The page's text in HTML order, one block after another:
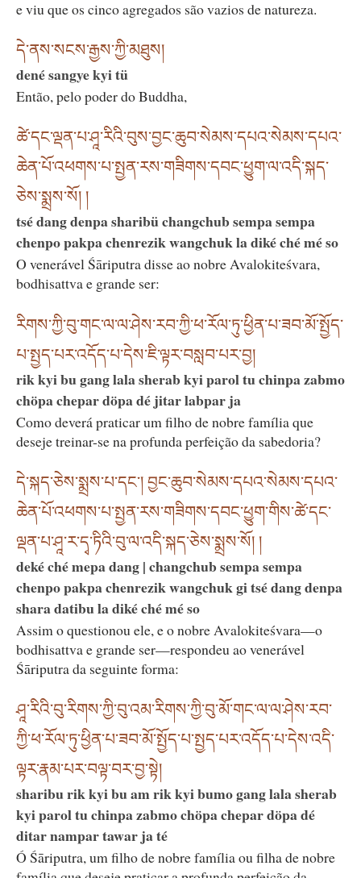
e viu que os cinco agregados são vazios de natureza.
དེ་ནས་སངས་རྒྱས་ཀྱི་མཐུས།
dené sangye kyi tü
Então, pelo poder do Buddha,
ཚེ་དང་ལྡན་པ་ཤཱ་རིའི་བུས་བྱང་ཆུབ་སེམས་དཔའ་སེམས་དཔའ་
ཆེན་པོ་འཕགས་པ་སྤྱན་རས་གཟིགས་དབང་ཕྱུག་ལ་འདི་སྐད་
ཅེས་སྨྲས་སོ། །
tsé dang denpa sharibü changchub sempa sempa
chenpo pakpa chenrezik wangchuk la diké ché mé so
O venerável Śāriputra disse ao nobre Avalokiteśvara,
bodhisattva e grande ser:
རིགས་ཀྱི་བུ་གང་ལ་ལ་ཤེས་རབ་ཀྱི་ཕ་རོལ་ཏུ་ཕྱིན་པ་ཟབ་མོ་སྤྱོད་
པ་སྤྱད་པར་འདོད་པ་དེས་ཇི་ལྟར་བསླབ་པར་བྱ།
rik kyi bu gang lala sherab kyi parol tu chinpa zabmo
chöpa chepar döpa dé jitar labpar ja
Como deverá praticar um filho de nobre família que
deseje treinar-se na profunda perfeição da sabedoria?
དེ་སྐད་ཅེས་སྨྲས་པ་དང༌། བྱང་ཆུབ་སེམས་དཔའ་སེམས་དཔའ་
ཆེན་པོ་འཕགས་པ་སྤྱན་རས་གཟིགས་དབང་ཕྱུག་གིས་ཚེ་དང་
ལྡན་པ་ཤཱ་ར་དྭ་ཏིའི་བུ་ལ་འདི་སྐད་ཅེས་སྨྲས་སོ། །
deké ché mepa dang | changchub sempa sempa
chenpo pakpa chenrezik wangchuk gi tsé dang denpa
shara datibu la diké ché mé so
Assim o questionou ele, e o nobre Avalokiteśvara—o
bodhisattva e grande ser—respondeu ao venerável
Śāriputra da seguinte forma:
ཤཱ་རིའི་བུ་རིགས་ཀྱི་བུ་འམ་རིགས་ཀྱི་བུ་མོ་གང་ལ་ལ་ཤེས་རབ་
ཀྱི་ཕ་རོལ་ཏུ་ཕྱིན་པ་ཟབ་མོ་སྤྱོད་པ་སྤྱད་པར་འདོད་པ་དེས་འདི་
ལྟར་རྣམ་པར་བལྟ་བར་བྱ་སྟེ།
sharibu rik kyi bu am rik kyi bumo gang lala sherab
kyi parol tu chinpa zabmo chöpa chepar döpa dé
ditar nampar tawar ja té
Ó Śāriputra, um filho de nobre família ou filha de nobre